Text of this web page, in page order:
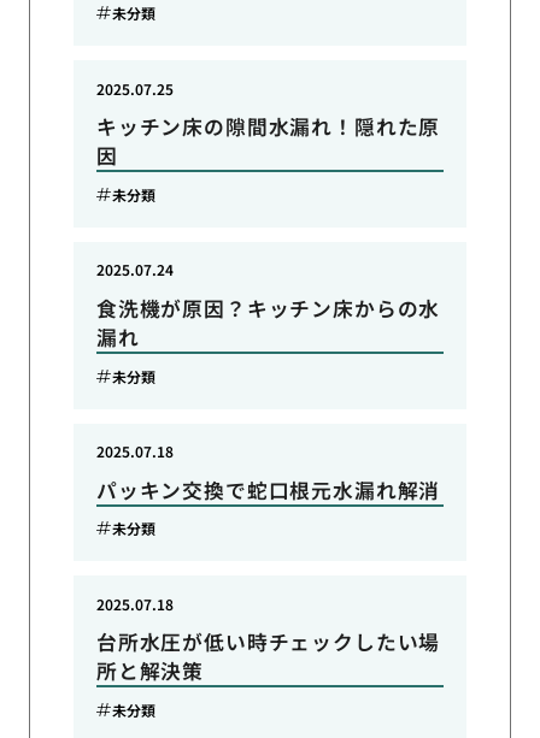
未分類
キッチン床の隙間水漏れ！隠れた原
因
2025.07.25
未分類
食洗機が原因？キッチン床からの水
漏れ
2025.07.24
未分類
パッキン交換で蛇口根元水漏れ解消
2025.07.18
未分類
台所水圧が低い時チェックしたい場
所と解決策
2025.07.18
未分類